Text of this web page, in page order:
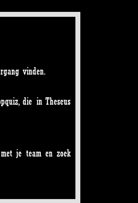
vinden.
die in Theseus
je team en zoek